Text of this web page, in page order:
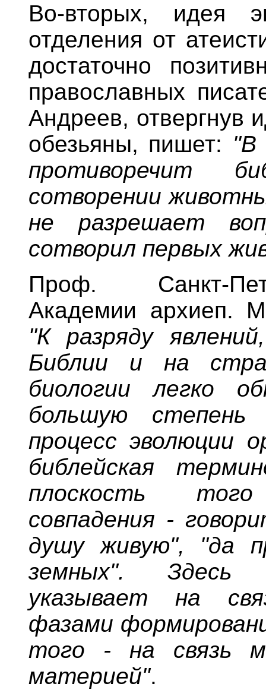
Во-вторых, идея
отделения от
достаточно
православных
Андреев, отвергнув
обезьяны, пишет: "В
противоречит
сотворении
не разрешает
сотворил первых
Проф. Санкт-
Академии архиеп.
"К разряду
Библии и на
биологии легко
большую степень
процесс эволюции
библейская
плоскость
совпадения -
душу живую", "да
земных". Здесь
указывает на
фазами
того - на связь
материей".